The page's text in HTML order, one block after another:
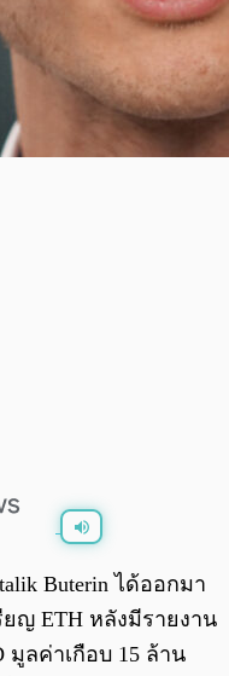
0:00 /
Buterin ได้ออกมา
ยญ ETH หลังมีรายงาน
มูลค่าเกือบ 15 ล้าน